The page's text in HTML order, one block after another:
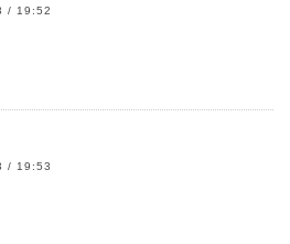
/ 19:52
/ 19:53